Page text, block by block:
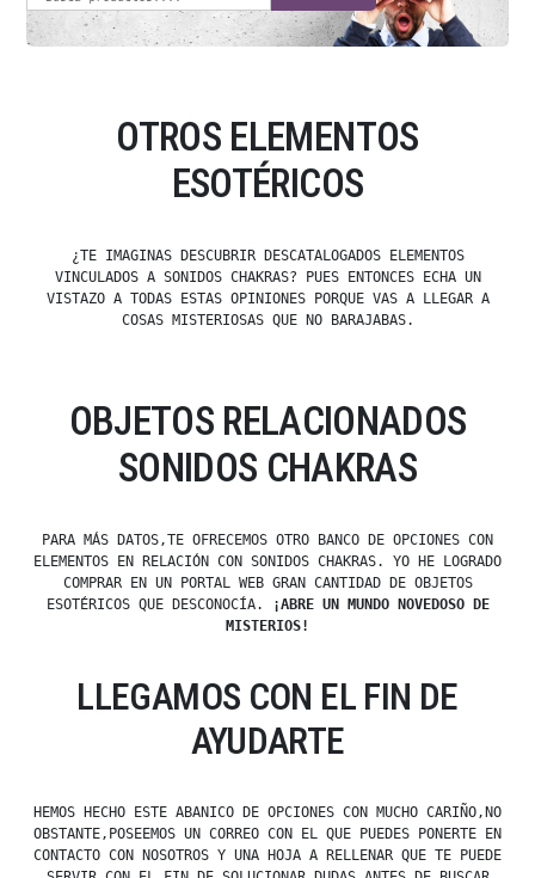
OTROS ELEMENTOS
ESOTÉRICOS
¿TE IMAGINAS DESCUBRIR DESCATALOGADOS ELEMENTOS
VINCULADOS A SONIDOS CHAKRAS? PUES ENTONCES ECHA UN
VISTAZO A TODAS ESTAS OPINIONES PORQUE VAS A LLEGAR A
COSAS MISTERIOSAS QUE NO BARAJABAS.
OBJETOS RELACIONADOS
SONIDOS CHAKRAS
PARA MÁS DATOS,TE OFRECEMOS OTRO BANCO DE OPCIONES CON
ELEMENTOS EN RELACIÓN CON SONIDOS CHAKRAS. YO HE LOGRADO
COMPRAR EN UN PORTAL WEB GRAN CANTIDAD DE OBJETOS
ESOTÉRICOS QUE DESCONOCÍA.
¡ABRE UN MUNDO NOVEDOSO DE
MISTERIOS!
LLEGAMOS CON EL FIN DE
AYUDARTE
HEMOS HECHO ESTE ABANICO DE OPCIONES CON MUCHO CARIÑO,NO
OBSTANTE,POSEEMOS UN CORREO CON EL QUE PUEDES PONERTE EN
CONTACTO CON NOSOTROS Y UNA HOJA A RELLENAR QUE TE PUEDE